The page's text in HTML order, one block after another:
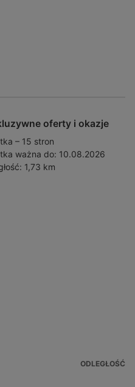
oferty i okazje
– 15 stron
ważna do: 10.08.2026
1,73 km
ODLEGŁOŚĆ